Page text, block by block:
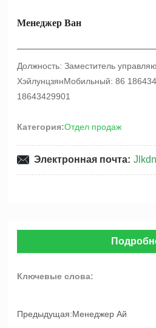
Менеджер Ван
Должность: Заместитель
ХэйлунцзянМобильный: 86
18643429901
Категория:Отдел продаж
Электронная почта:
Ключевые слова:
Предыдущая:Менеджер Ай